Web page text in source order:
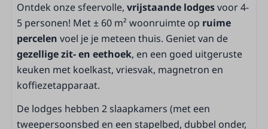
Woonruimte
Zithoek
Eethoek
Schuifdeur naar terras
Televisie
Rookvrij
Ontdek onze sfeervolle, vrijstaande lodgesvoor 4-
5 personen! Met ± 60 m² woonruimte op ruime
percelen voel je je meteen thuis. Geniet van de
gezellige zit- en eethoek, en een goed uitgeruste
keuken met koelkast, vriesvak, magnetron en
koffiezetapparaat.
De lodges hebben 2 slaapkamers (met een
tweepersoonsbed en een stapelbed, dubbel onder,